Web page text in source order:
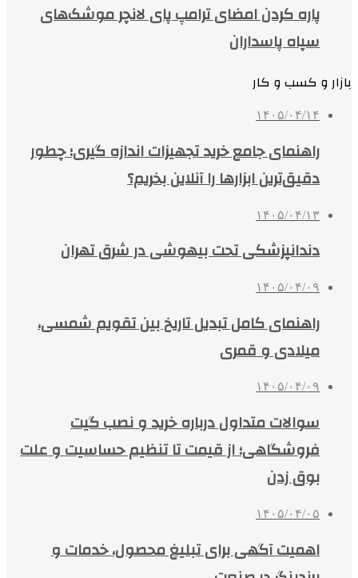
پاره کردن امضای ترامپ پای لانچر موشک‌های
سپاه پاسداران
بازار و کسب و کار
۱۴۰۵/۰۴/۱۴
راهنمای جامع خرید تجهیزات اندازه گیری؛ چطور
دقیق‌ترین ابزارها را آنلاین بخریم؟
۱۴۰۵/۰۴/۱۳
دندانپزشکی تحت بیهوشی در شرق تهران
۱۴۰۵/۰۴/۰۹
راهنمای کامل تبدیل تاریخ بین تقویم شمسی،
میلادی و قمری
۱۴۰۵/۰۴/۰۹
سوالات متداول درباره خرید و نصب گیت
فروشگاهی؛ از قیمت تا تنظیم حساسیت و علت
بوق زدن
۱۴۰۵/۰۴/۰۵
اهمیت آگهی برای تبلیغ محصول، خدمات و